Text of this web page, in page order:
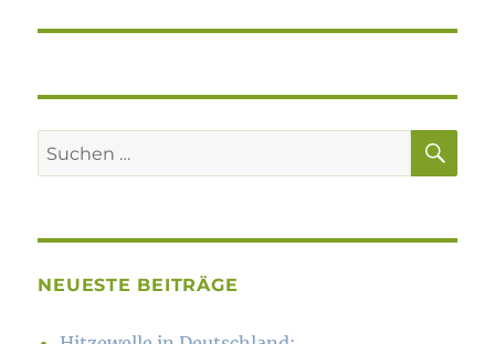
Suchen
nach:
NEUESTE BEITRÄGE